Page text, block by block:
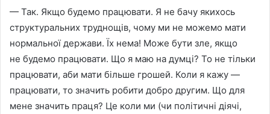
— Так. Якщо будемо працювати. Я не бачу якихось
структуральних труднощiв, чому ми не можемо мати
нормальної держави. Їх нема! Може бути зле, якщо
не будемо працювати. Що я маю на думцi? То не тiльки
працювати, аби мати бiльше грошей. Коли я кажу —
працювати, то значить робити добро другим. Що для
мене значить праця? Це коли ми (чи полiтичнi дiячi,